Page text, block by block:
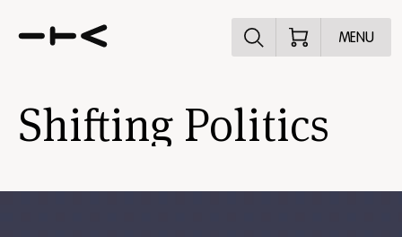
Ontdek het
MENU
Shifting Politics